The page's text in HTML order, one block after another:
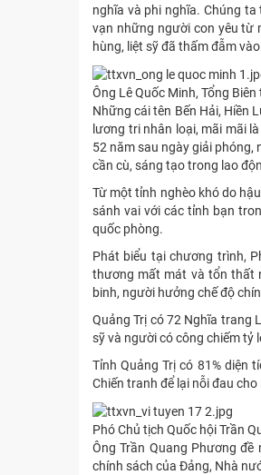
nghĩa và phi nghĩa. Chúng
vạn những người con yêu từ
hùng, liệt sỹ đã thấm đẫm
Ông Lê Quốc Minh, Tổng
Những cái tên Bến Hải, Hiền
lương tri nhân loại, mãi mãi
52 năm sau ngày giải
cần cù, sáng tạo trong lao
Từ một tỉnh nghèo khó do
sánh vai với các tỉnh bạn
quốc phòng.
Phát biểu tại chương trình,
thương mất mát và tổn thất
binh, người hưởng chế độ
Quảng Trị có 72 Nghĩa trang
sỹ và người có công chiếm tỷ
Tỉnh Quảng Trị có 81% diện
Chiến tranh để lại nỗi đau
Phó Chủ tịch Quốc hội Trần
Ông Trần Quang Phương
chính sách của Đảng, Nhà